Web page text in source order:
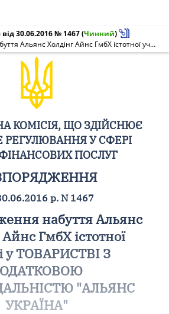
30.06.2016 № 1467(Чинний)
Про погодження набуття Альянс Холдінг Айнс ГмбХ істотної участі у ТОВАРИСТВІ З ДОДАТКОВОЮ ВІДПОВІДАЛЬНІСТЮ "АЛЬЯНС УКРАЇНА"
КОМІСІЯ, ЩО ЗДІЙСНЮЄ
У СФЕРІ
ПОСЛУГ
р. N 1467
набуття Альянс
ГмбХ істотної
у ТОВАРИСТВІ З
"АЛЬЯНС
УКРАЇНА"